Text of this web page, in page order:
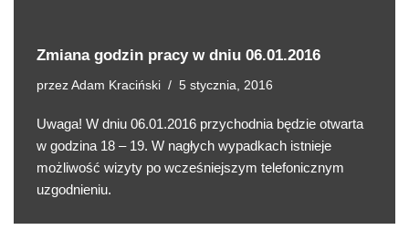
Zmiana godzin pracy w dniu 06.01.2016
przez Adam Kraciński 5 stycznia, 2016
Uwaga! W dniu 06.01.2016 przychodnia będzie otwarta
w godzina 18 – 19. W nagłych wypadkach istnieje
możliwość wizyty po wcześniejszym telefonicznym
uzgodnieniu.